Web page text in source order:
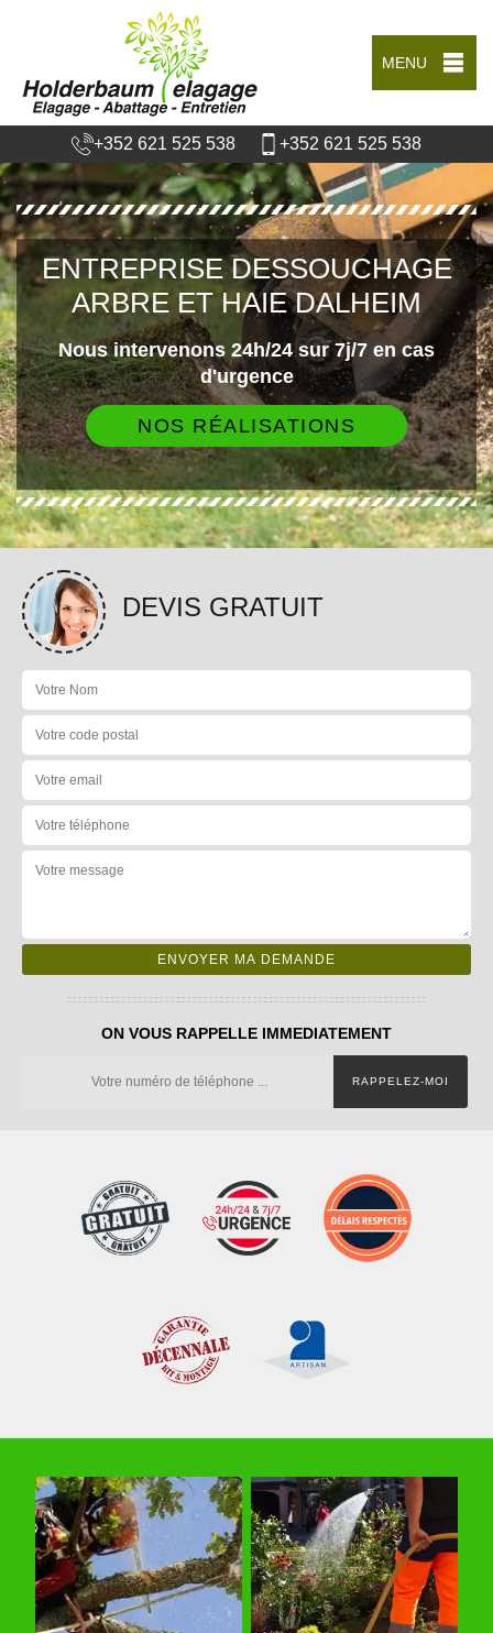
MENU
+352 621 525 538 +352 621 525 538
ENTREPRISE DESSOUCHAGE
ARBRE ET HAIE DALHEIM
Nous intervenons 24h/24 sur 7j/7 en cas
d'urgence
NOS RÉALISATIONS
DEVIS GRATUIT
ON VOUS RAPPELLE IMMEDIATEMENT